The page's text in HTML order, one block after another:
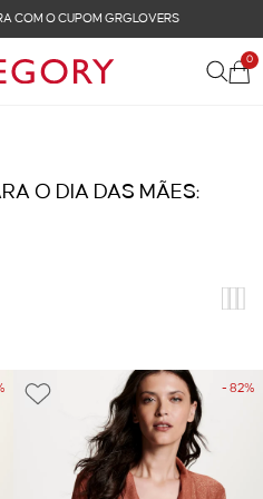
0
O DIA DAS MÃES:
- 82%